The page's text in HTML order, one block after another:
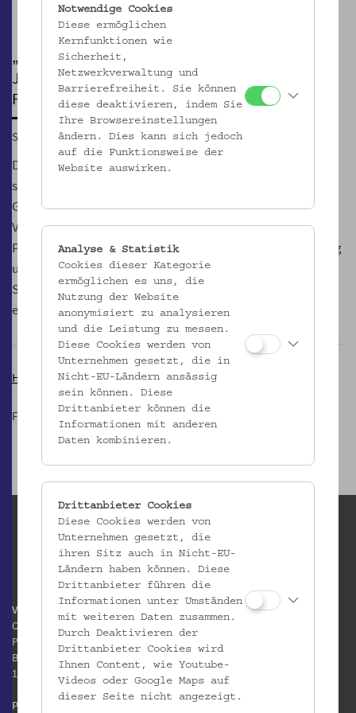
Pause
„STARTFELD BETHLEHEM. DIE BAROCKE
JAUFENTHALER KRIPPE AUS TIROL“
Führung durch die Ausstellung
So, 10.01.2016, 15:00
Die „Jaufenthaler Krippe“ ist eine beeindruckende
spätbarocke Landschaftskrippe von rund 30 m²
Gesamtfläche, die sich seit 1896 in den Sammlungen des
Volkskundemuseums in Wien befindet. Mithilfe von
Patenschaften und Spendengeldern kann die Konservierung
und Restaurierung ermöglicht werden. In der
Sonderausstellung wird die Krippe in neuem Glanz
erstrahlen.
Hier Geht es zur Ausstellung!
Führung: Dagmar Czak
Volkskundemuseum Wien
Otto Wagner Areal
Pavillon 1
Baumgartner Höhe 1
1140 Wien
Postanschrift:
Notwendige Cookies
Diese ermöglichen
Kernfunktionen wie
Sicherheit,
Netzwerkverwaltung und
Barrierefreiheit. Sie können
diese deaktivieren, indem Sie
Ihre Browsereinstellungen
ändern. Dies kann sich jedoch
auf die Funktionsweise der
Website auswirken.
Analyse & Statistik
Cookies dieser Kategorie
ermöglichen es uns, die
Nutzung der Website
anonymisiert zu analysieren
und die Leistung zu messen.
Diese Cookies werden von
Unternehmen gesetzt, die in
Nicht-EU-Ländern ansässig
sein können. Diese
Drittanbieter können die
Informationen mit anderen
Daten kombinieren.
Drittanbieter Cookies
Diese Cookies werden von
Unternehmen gesetzt, die
ihren Sitz auch in Nicht-EU-
Ländern haben können. Diese
Drittanbieter führen die
Informationen unter Umständen
mit weiteren Daten zusammen.
Durch Deaktivieren der
Drittanbieter Cookies wird
Ihnen Content, wie Youtube-
Videos oder Google Maps auf
dieser Seite nicht angezeigt.